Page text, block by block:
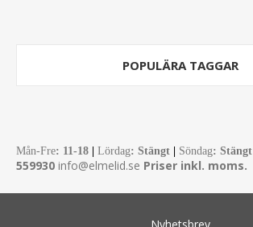
POPULÄRA TAGGAR
Mån-Fre: 11-18 Lördag: Stängt Söndag: Stängt
559930 info@elmelid.se Priser inkl. moms.